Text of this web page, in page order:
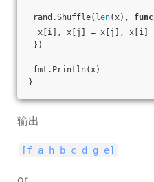
rand.Shuffle( len(x), func
x[i], x[j] = x[j], x[i]
})
fmt.Println(x)
}
输出
[f a h b c d g e]
or